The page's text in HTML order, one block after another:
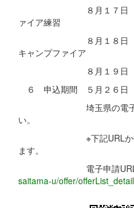
８月１７日（月）
ァイア練習
８月１８日（火）
キャンプファイア
８月１９日（水）
６ 申込期間 ５月２６日（
埼玉県の電子申請
い。
※下記URLかQRコ
ます。
電子申請URL
saitama-u/offer/